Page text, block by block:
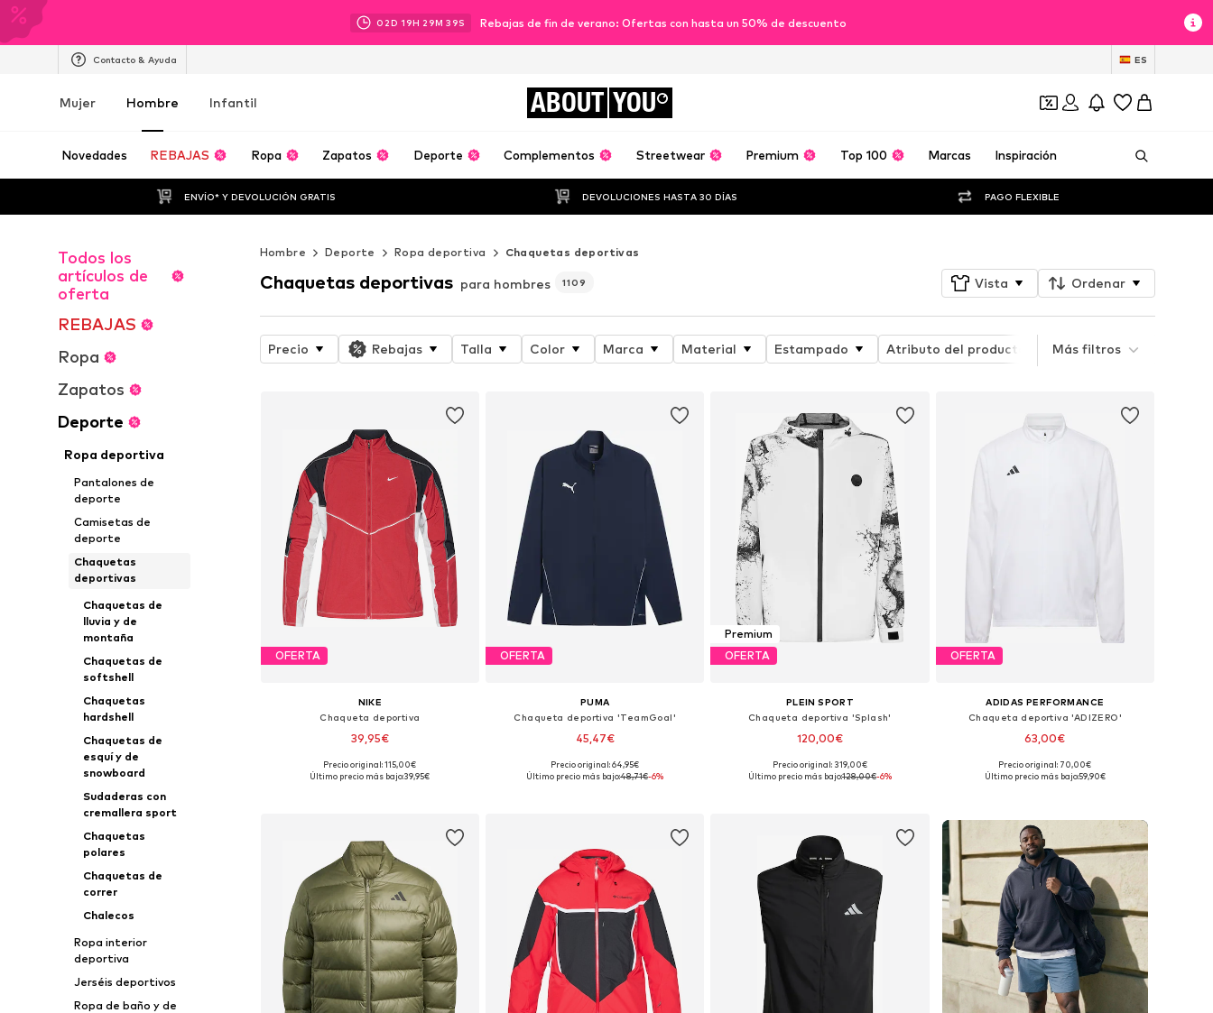
02D 19H 29M 37S Rebajas de fin de verano: Ofertas con hasta un 50% de descuento
Contacto & Ayuda ES
Mujer Hombre Infantil ABOUT YOU
Novedades REBAJAS Ropa Zapatos Deporte Complementos Streetwear Premium Top 100 Marcas Inspiración
ENVÍO* Y DEVOLUCIÓN GRATIS DEVOLUCIONES HASTA 30 DÍAS PAGO FLEXIBLE
Todos los
artículos de
oferta
REBAJAS
Ropa
Zapatos
Deporte
Ropa deportiva
Pantalones de
deporte
Camisetas de
deporte
Chaquetas
deportivas
Chaquetas de
lluvia y de
montaña
Chaquetas de
softshell
Chaquetas
hardshell
Chaquetas de
esquí y de
snowboard
Sudaderas con
cremallera sport
Chaquetas
polares
Chaquetas de
correr
Chalecos
Ropa interior
deportiva
Jerséis deportivos
Ropa de baño y de
Hombre Deporte Ropa deportiva Chaquetas deportivas
Chaquetas deportivas para hombres 1109 Vista Ordenar
Precio Rebajas Talla Color Marca Material Estampado Atributo del producto Disciplina deportiva
Más filtros
OFERTA
NIKE
Chaqueta deportiva
39,95€
Tallas disponibles: S, M, L, XL
Precio original: 115,00€
Último precio más bajo:39,95€
OFERTA
PUMA
Chaqueta deportiva 'TeamGoal'
45,47€
Tallas disponibles: S, M, L
Precio original: 64,95€
Último precio más bajo:48,71€-6%
Premium
OFERTA
PLEIN SPORT
Chaqueta deportiva 'Splash'
120,00€
Disponible en muchas tallas
Precio original: 319,00€
Último precio más bajo:128,00€-6%
OFERTA
ADIDAS PERFORMANCE
Chaqueta deportiva 'ADIZERO'
63,00€
Tallas disponibles: S, M, L, XL, XXL
Precio original: 70,00€
Último precio más bajo:59,90€